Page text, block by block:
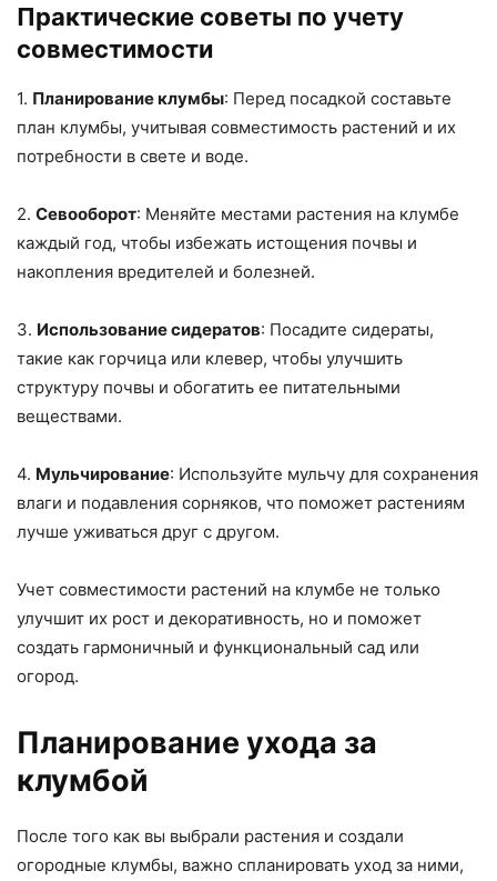
Практические советы по учету
совместимости
1. Планирование клумбы: Перед посадкой составьте
план клумбы, учитывая совместимость растений и их
потребности в свете и воде.
2. Севооборот: Меняйте местами растения на клумбе
каждый год, чтобы избежать истощения почвы и
накопления вредителей и болезней.
3. Использование сидератов: Посадите сидераты,
такие как горчица или клевер, чтобы улучшить
структуру почвы и обогатить ее питательными
веществами.
4. Мульчирование: Используйте мульчу для сохранения
влаги и подавления сорняков, что поможет растениям
лучше уживаться друг с другом.
Учет совместимости растений на клумбе не только
улучшит их рост и декоративность, но и поможет
создать гармоничный и функциональный сад или
огород.
Планирование ухода за
клумбой
После того как вы выбрали растения и создали
огородные клумбы, важно спланировать уход за ними,